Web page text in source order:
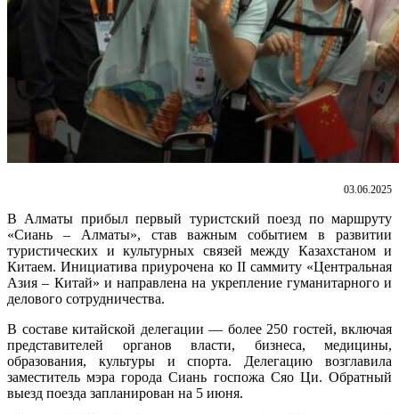
03.06.2025
В Алматы прибыл первый туристский поезд по маршруту
«Сиань – Алматы», став важным событием в развитии
туристических и культурных связей между Казахстаном и
Китаем. Инициатива приурочена ко II саммиту «Центральная
Азия – Китай» и направлена на укрепление гуманитарного и
делового сотрудничества.
В составе китайской делегации — более 250 гостей, включая
представителей органов власти, бизнеса, медицины,
образования, культуры и спорта. Делегацию возглавила
заместитель мэра города Сиань госпожа Сяо Ци. Обратный
выезд поезда запланирован на 5 июня.